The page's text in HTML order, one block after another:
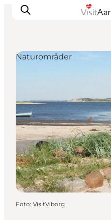
Kalender
Byer og steder
Planlæg ferien
Transport
Naturområder
Foto: VisitViborg